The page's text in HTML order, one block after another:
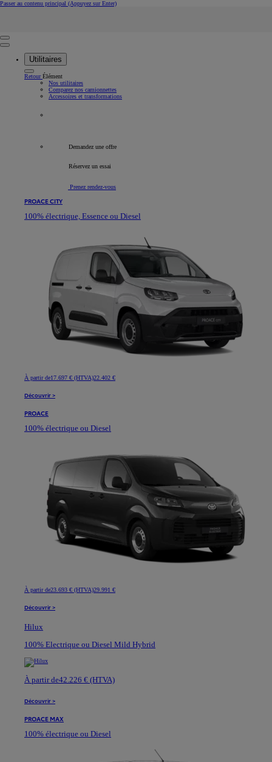
Passer au contenu principal (Appuyez sur Enter)
Utilitaires
RetourÉlément
Nos utilitaires
Comparez nos camionnettes
Accessoires et transformations
Demandez une offre
Réservez un essai
Prenez rendez-vous
PROACE CITY
100% électrique, Essence ou Diesel
À partir de17.697 € (HTVA)22.402 €
Découvrir >
PROACE
100% électrique ou Diesel
À partir de23.693 € (HTVA)29.991 €
Découvrir >
Hilux
100% Electrique ou Diesel Mild Hybrid
À partir de42.226 € (HTVA)
Découvrir >
PROACE MAX
100% électrique ou Diesel